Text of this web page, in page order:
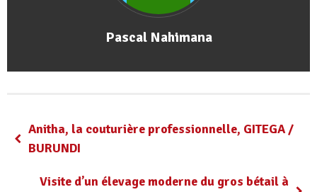
Pascal Nahimana
Anitha, la couturière professionnelle, GITEGA /
BURUNDI
Visite d’un élevage moderne du gros bétail à